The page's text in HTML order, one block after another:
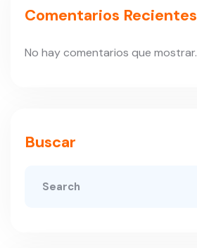
Comentarios Recientes
No hay comentarios que mostrar.
Buscar